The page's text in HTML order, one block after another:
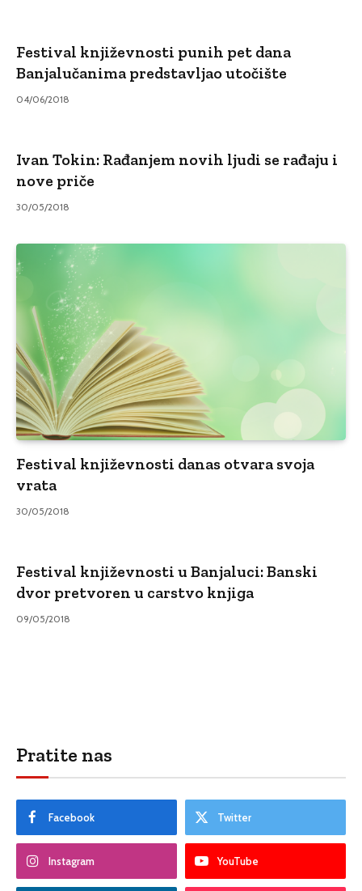
Festival književnosti punih pet dana
Banjalučanima predstavljao utočište
04/06/2018
Ivan Tokin: Rađanjem novih ljudi se rađaju i
nove priče
30/05/2018
Festival književnosti danas otvara svoja
vrata
30/05/2018
Festival književnosti u Banjaluci: Banski
dvor pretvoren u carstvo knjiga
09/05/2018
Pratite nas
Facebook Twitter
Instagram YouTube